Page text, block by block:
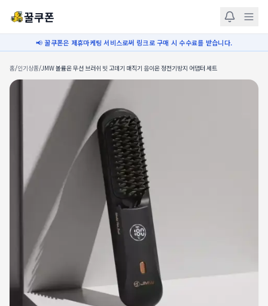
꿀쿠폰
📢 꿀쿠폰은 제휴마케팅 서비스로써 링크로 구매 시 수수료를 받습니다.
홈/인기상품/JMW 볼륨온 무선 브러쉬 빗 고데기 매직기 음이온 정전기방지 어댑터 세트